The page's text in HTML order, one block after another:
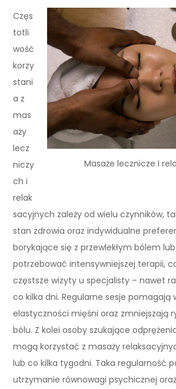
Masaże lecznicze i
Częs
totli
wość
korzy
stani
a z
mas
aży
lecz
niczy
ch i
relak
sacyjnych zależy od wielu czynników,
stan zdrowia oraz indywidualne
borykające się z przewlekłym bólem
potrzebować intensywniejszej terapii,
częstsze wizyty u specjalisty – nawet
co kilka dni. Regularne sesje pomagają
elastyczności mięśni oraz zmniejszają
bólu. Z kolei osoby szukające
mogą korzystać z masaży
lub co kilka tygodni. Taka regularność
utrzymanie równowagi psychicznej